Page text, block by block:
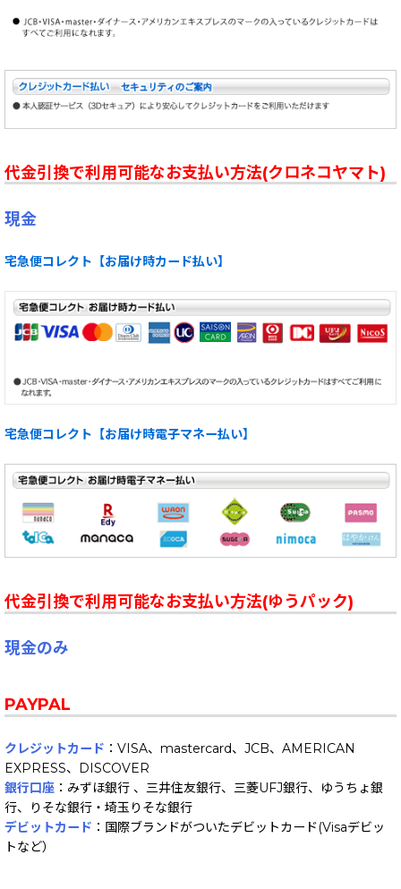
代金引換で利用可能なお支払い方法(クロネコヤマト)
現金
宅急便コレクト【お届け時カード払い】
宅急便コレクト【お届け時電子マネー払い】
代金引換で利用可能なお支払い方法(ゆうパック)
現金のみ
PAYPAL
クレジットカード ：VISA、mastercard、JCB、AMERICAN
EXPRESS、DISCOVER
銀行口座 ：みずほ銀行 、三井住友銀行、三菱UFJ銀行、ゆうちょ銀
行、りそな銀行・埼玉りそな銀行
デビットカード ：国際ブランドがついたデビットカード(Visaデビッ
トなど）